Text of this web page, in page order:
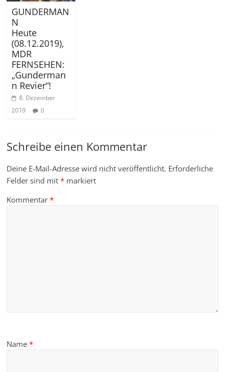
GUNDERMAN
N
Heute
(08.12.2019),
MDR
FERNSEHEN:
„Gunderman
n Revier“!
8. Dezember
2019
0
Schreibe einen Kommentar
Deine E-Mail-Adresse wird nicht veröffentlicht. Erforderliche
Felder sind mit* markiert
Kommentar*
Name*